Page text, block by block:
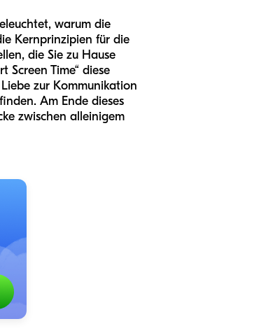
warum die
Kernprinzipien für die
die Sie zu Hause
Screen Time“ diese
zur Kommunikation
Am Ende dieses
zwischen alleinigem